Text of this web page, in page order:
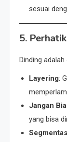
sesuai
5.
Dinding
Layering:
Jangan
yang bisa